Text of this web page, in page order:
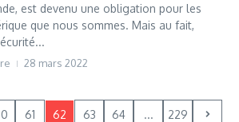
est devenu une obligation pour les
que nous sommes. Mais au fait,
28 mars 2022
61 62 63 64 ... 229